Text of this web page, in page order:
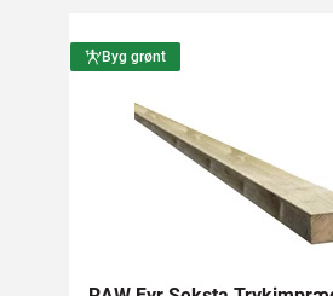
Byg grønt